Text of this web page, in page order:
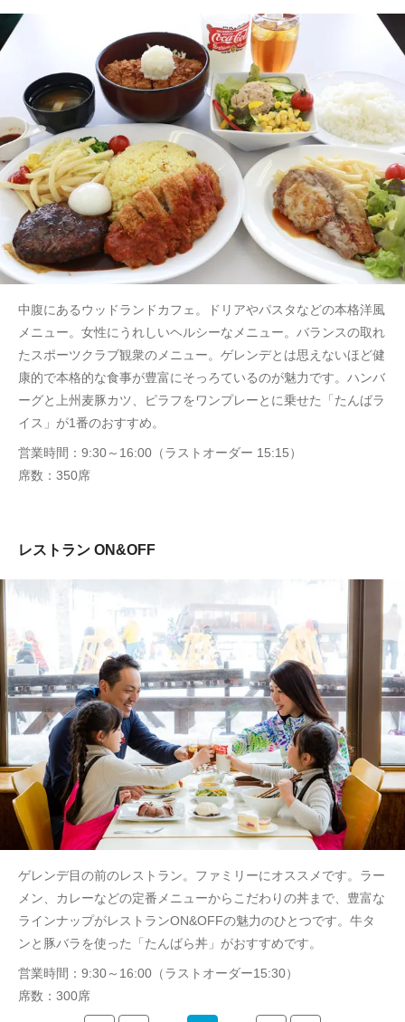
中腹にあるウッドランドカフェ。ドリアやパスタなどの本格洋風
メニュー。女性にうれしいヘルシーなメニュー。バランスの取れ
たスポーツクラブ観衆のメニュー。ゲレンデとは思えないほど健
康的で本格的な食事が豊富にそっろているのが魅力です。ハンバ
ーグと上州麦豚カツ、ピラフをワンプレーとに乗せた「たんばラ
イス」が1番のおすすめ。
営業時間：9:30～16:00（ラストオーダー 15:15）
席数：350席
レストラン ON&OFF
ゲレンデ目の前のレストラン。ファミリーにオススメです。ラー
メン、カレーなどの定番メニューからこだわりの丼まで、豊富な
ラインナップがレストランON&OFFの魅力のひとつです。牛タ
ンと豚バラを使った「たんばら丼」がおすすめです。
営業時間：9:30～16:00（ラストオーダー15:30）
席数：300席